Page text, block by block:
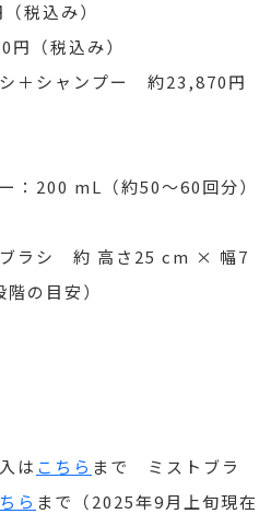
税込み）
（税込み）
＋シャンプー 約23,870円
：200 mL（約50～60回分）
ブラシ 約 高さ25 cm × 幅7
の目安）
は こちら まで ミストブラ
ら まで（2025年9月上旬現在